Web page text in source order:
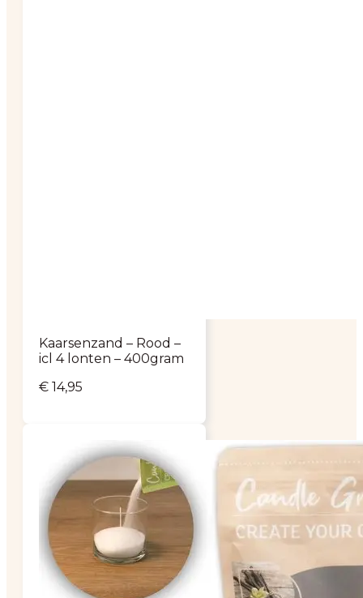
Kaarsenzand – Rood –
icl 4 lonten – 400gram
€ 14,95